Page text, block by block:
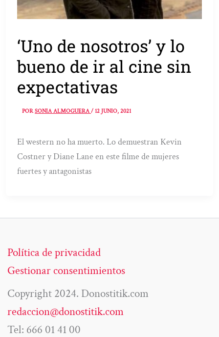
‘Uno de nosotros’ y lo
bueno de ir al cine sin
expectativas
PORSONIA ALMOGUERA/12 JUNIO, 2021
El western no ha muerto. Lo demuestran Kevin
Costner y Diane Lane en este filme de mujeres
fuertes y antagonistas
Política de privacidad
Gestionar consentimientos
Copyright 2024. Donostitik.com
redaccion@donostitik.com
Tel: 666 01 41 00